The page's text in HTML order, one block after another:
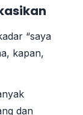
“saya
kapan,
dan